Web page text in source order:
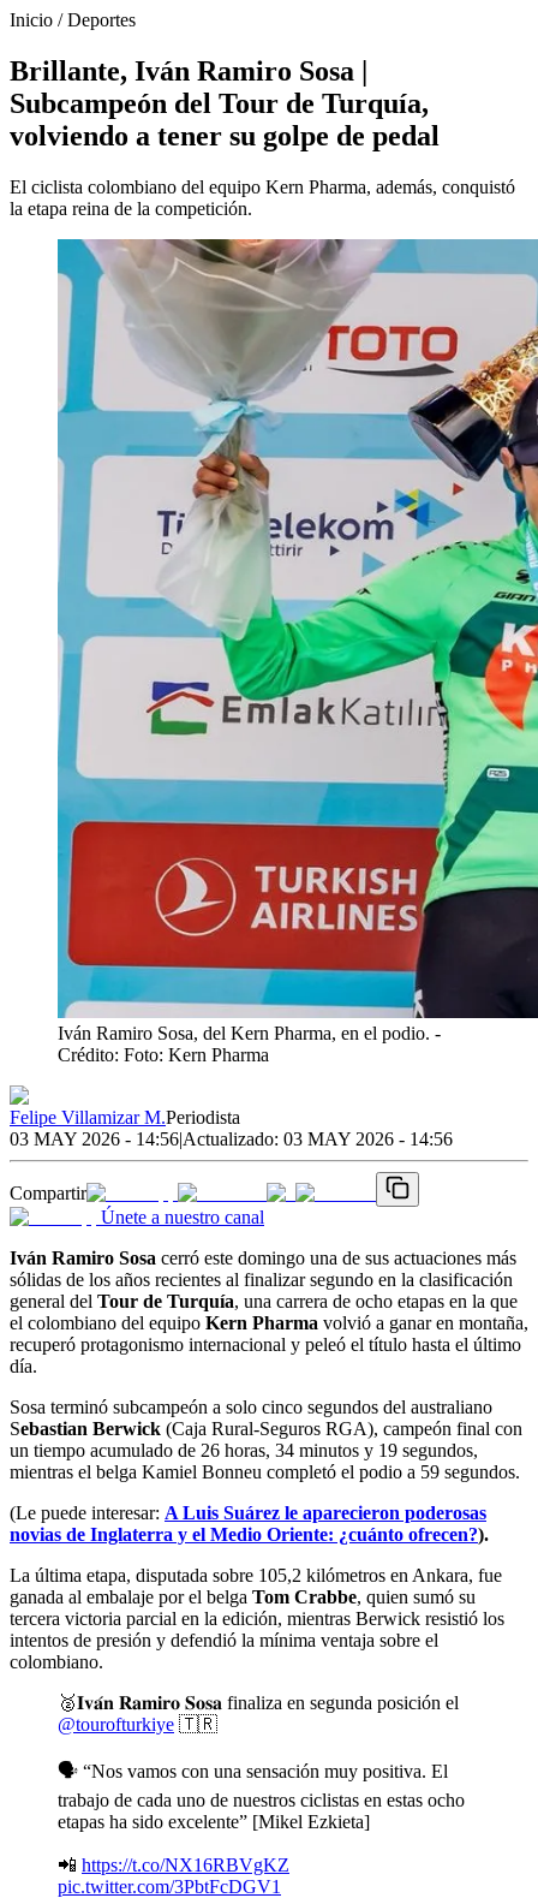
Inicio /Deportes
Brillante, Iván Ramiro Sosa |
Subcampeón del Tour de Turquía,
volviendo a tener su golpe de pedal
El ciclista colombiano del equipo Kern Pharma, además, conquistó
la etapa reina de la competición.
Iván Ramiro Sosa, del Kern Pharma, en el podio. -
Crédito: Foto: Kern Pharma
Felipe Villamizar M.Periodista
03 MAY 2026 - 14:56|Actualizado: 03 MAY 2026 - 14:56
Compartir
Únete a nuestro canal
Iván Ramiro Sosa cerró este domingo una de sus actuaciones más
sólidas de los años recientes al finalizar segundo en la clasificación
general del Tour de Turquía, una carrera de ocho etapas en la que
el colombiano del equipo Kern Pharma volvió a ganar en montaña,
recuperó protagonismo internacional y peleó el título hasta el último
día.
Sosa terminó subcampeón a solo cinco segundos del australiano
Sebastian Berwick (Caja Rural-Seguros RGA), campeón final con
un tiempo acumulado de 26 horas, 34 minutos y 19 segundos,
mientras el belga Kamiel Bonneu completó el podio a 59 segundos.
(Le puede interesar: A Luis Suárez le aparecieron poderosas
novias de Inglaterra y el Medio Oriente: ¿cuánto ofrecen?).
La última etapa, disputada sobre 105,2 kilómetros en Ankara, fue
ganada al embalaje por el belga Tom Crabbe, quien sumó su
tercera victoria parcial en la edición, mientras Berwick resistió los
intentos de presión y defendió la mínima ventaja sobre el
colombiano.
🥈𝐈𝐯𝐚́𝐧 𝐑𝐚𝐦𝐢𝐫𝐨 𝐒𝐨𝐬𝐚 finaliza en segunda posición el
@tourofturkiye 🇹🇷
🗣️ “Nos vamos con una sensación muy positiva. El
trabajo de cada uno de nuestros ciclistas en estas ocho
etapas ha sido excelente” [Mikel Ezkieta]
📲 https://t.co/NX16RBVgKZ
pic.twitter.com/3PbtFcDGV1